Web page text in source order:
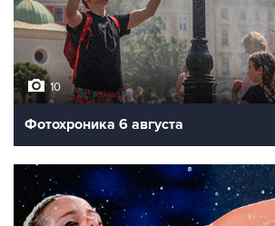
10
Фотохроника 6 августа